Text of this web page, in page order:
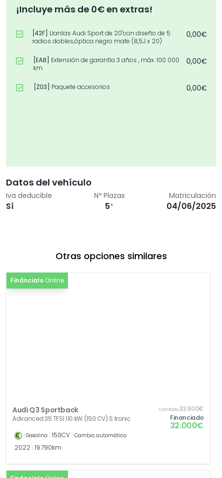
¡Incluye más de 0€ en extras!
[42F] Llantas Audi Sport de 20"con diseño de 5
radios dobles,óptica negro mate (8,5J x 20)
0,00€
[EA8]
Extensión de garantía 3 años , máx. 100 000
km
0,00€
[Z03] Paquete accesorios 0,00€
Datos del vehículo
Iva deducible
Sí
Nº Plazas
5*
Matriculación
04/06/2025
Otras opciones similares
Fináncialo Online
Audi Q3 Sportback
Advanced 35 TFSI 110 kW (150 CV) S tronic
Contado33.900€
Financiado
32.000€
Gasolina 150CV Cambio automático
2022 19.790km